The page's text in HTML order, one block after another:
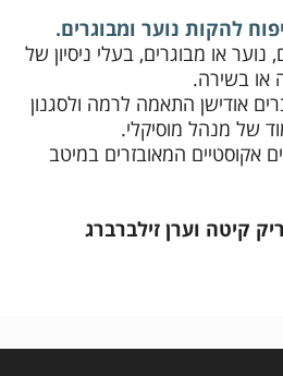
נוער או מבוגרים, בעלי ניסיון של
או בשירה.
אודישן התאמה לרמה ולסגנון
של מנהל מוסיקלי.
אקוסטיים המאובזרים במיטב
קיטה וערן זילברברג